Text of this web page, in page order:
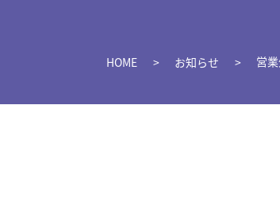
HOME お知らせ 営